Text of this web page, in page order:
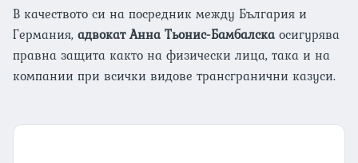
В качеството си на посредник между България и
Германия,адвокат Анна Тьонис-Бамбалска осигурява
правна защита както на физически лица, така и на
компании при всички видове трансгранични казуси.